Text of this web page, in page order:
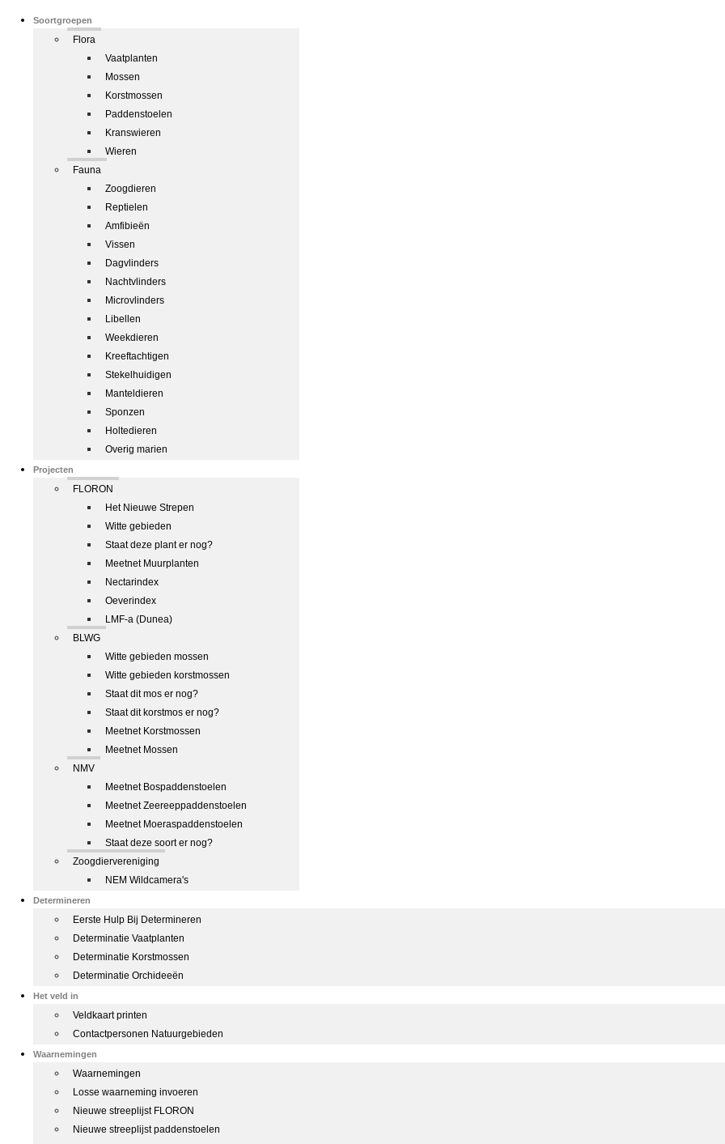
Soortgroepen
Flora
Vaatplanten
Mossen
Korstmossen
Paddenstoelen
Kranswieren
Wieren
Fauna
Zoogdieren
Reptielen
Amfibieën
Vissen
Dagvlinders
Nachtvlinders
Microvlinders
Libellen
Weekdieren
Kreeftachtigen
Stekelhuidigen
Manteldieren
Sponzen
Holtedieren
Overig marien
Projecten
FLORON
Het Nieuwe Strepen
Witte gebieden
Staat deze plant er nog?
Meetnet Muurplanten
Nectarindex
Oeverindex
LMF-a (Dunea)
BLWG
Witte gebieden mossen
Witte gebieden korstmossen
Staat dit mos er nog?
Staat dit korstmos er nog?
Meetnet Korstmossen
Meetnet Mossen
NMV
Meetnet Bospaddenstoelen
Meetnet Zeereeppaddenstoelen
Meetnet Moeraspaddenstoelen
Staat deze soort er nog?
Zoogdiervereniging
NEM Wildcamera's
Determineren
Eerste Hulp Bij Determineren
Determinatie Vaatplanten
Determinatie Korstmossen
Determinatie Orchideeën
Het veld in
Veldkaart printen
Contactpersonen Natuurgebieden
Waarnemingen
Waarnemingen
Losse waarneming invoeren
Nieuwe streeplijst FLORON
Nieuwe streeplijst paddenstoelen